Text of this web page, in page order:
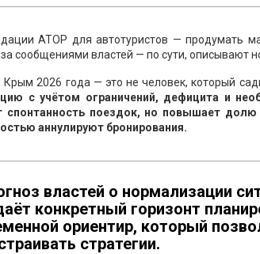
АТОР для автотуристов — продумать
сообщениями властей — по сути, описывают
Крым 2026 года — это не человек, который
с учётом ограничений, дефицита и
спонтанность поездок, но повышает
аннулируют бронирования.
властей о нормализации
конкретный горизонт
ориентир, который
стратегии.